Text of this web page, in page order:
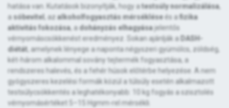
hatása van. Kutatások bizonyítják, hogy atestsúly normalizálása,
asóbevitel , az alkoholfogyasztás mérsékléseés a fizika
aktivitás fokozása, adohányzás elhagyásajelentős
vérnyomáscsökkenést eredményez. Sokan ajánlják a
DASH-
diétát , amelynek lényege a naponta négyszeri gyümölcs, zöldség,
két-három alkalommal sovány tejtermék fogyasztása, a
rendszeres halevés, és a fehér húsok előtérbe helyezése. A nem
gyógyszeres kezelési formák közül a túlsúly esetén alkalmazott
testsúlycsökkentés a leghatékonyabb: 10 kg fogyás a szisztolés
vérnyomásértéket 5–15 Hgmm-rel mérsékli.